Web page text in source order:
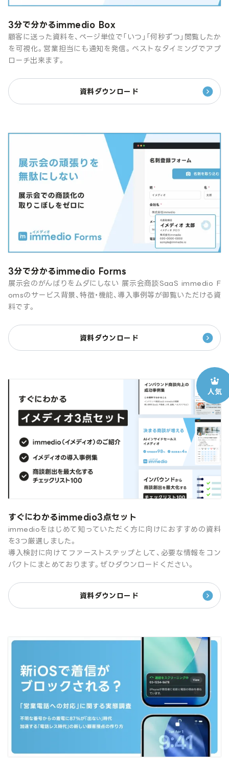
3分で分かるimmedio Box
顧客に送った資料を、ページ単位で「いつ」「何秒ずつ」閲覧したか
を可視化。営業担当にも通知を発信。ベストなタイミングでアプ
ローチ出来ます。
資料ダウンロード
3分で分かるimmedio Forms
展示会のがんばりをムダにしない 展示会商談SaaS immedio F
omsのサービス背景、特徴・機能、導入事例等が御覧いただける資
料です。
資料ダウンロード
すぐにわかるimmedio3点セット
immedioをはじめて知っていただく方に向けにおすすめの資料
を3つ厳選しました。
導入検討に向けてファーストステップとして、必要な情報をコン
パクトにまとめております。ぜひダウンロードください。
資料ダウンロード